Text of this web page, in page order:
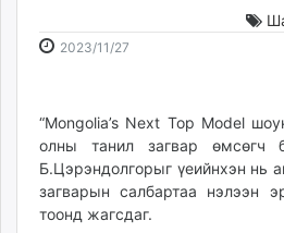
Gogo.mn
zindaa.mn
Baabar.mn
tovch.mn
ikon.mn
2023/11/27
13:20:57
19:37:17
“Mongolia’s Next Top Model
олны танил загвар
Б.Цэрэндолгорыг үеийнхэн нь
загварын салбартаа нэлээн
тоонд жагсдаг.